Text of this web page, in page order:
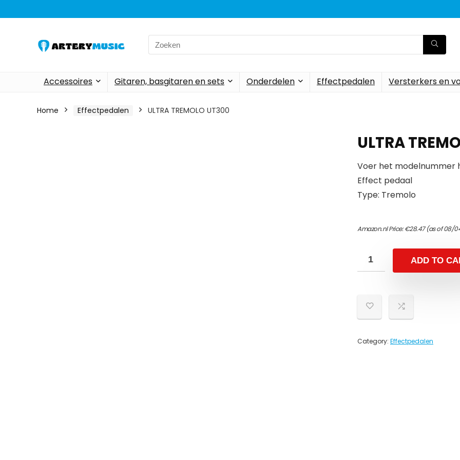
Search
for:
Accessoires Gitaren, basgitaren en sets Onderdelen Effectpedalen Versterkers en
Home Effectpedalen ULTRA TREMOLO UT300
ULTRA
Voer het modelnummer
Effect pedaal
Type: Tremolo
Amazon.nl Price:€28.47(as of 08/
ADD TO
Category: Effectpedalen